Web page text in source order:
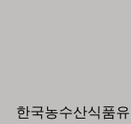
한국농수산식품